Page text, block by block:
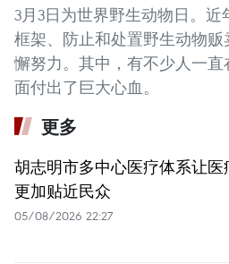
3月3日为世界野生动物日。
框架、防止和处置野生动物
懈努力。其中，有不少人一
面付出了巨大心血。
更多
胡志明市多中心医疗体系让医
更加贴近民众
05/08/2026 22:27